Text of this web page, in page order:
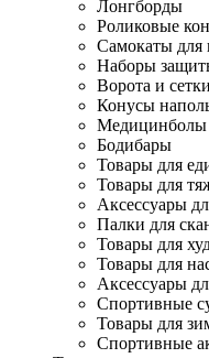
Лонгборды
Роликовые
Самокаты для
Наборы
Ворота и сетки
Конусы
Медицинболы
Бодибары
Товары для
Товары для
Аксессуары
Палки для
Товары для
Товары для
Аксессуары
Спортивные
Товары для
Спортивные